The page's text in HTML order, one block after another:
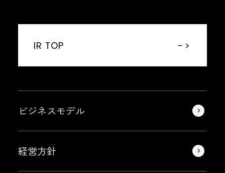
IR TOP
ビジネスモデル
経営方針